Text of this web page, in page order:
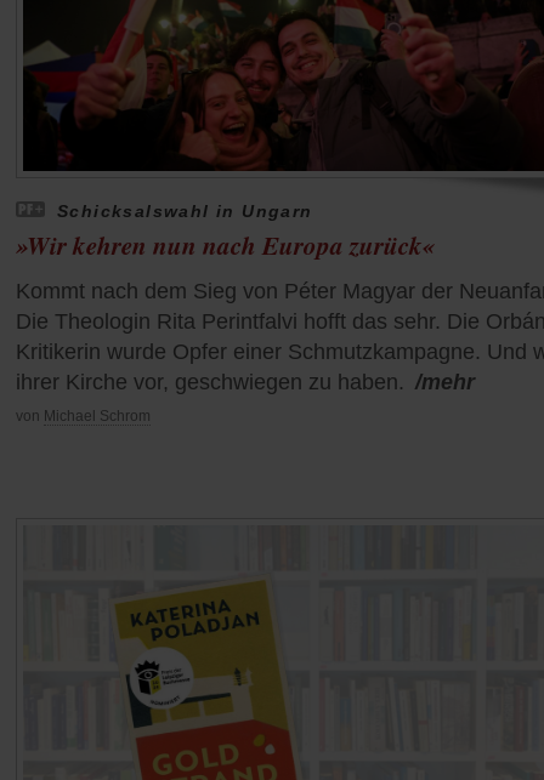
Schicksalswahl in Ungarn
»Wir kehren nun nach Europa zurück«
Kommt nach dem Sieg von Péter Magyar der
Die Theologin Rita Perintfalvi hofft das sehr. Die
Kritikerin wurde Opfer einer Schmutzkampagne. Und
ihrer Kirche vor, geschwiegen zu haben. /mehr
von Michael Schrom